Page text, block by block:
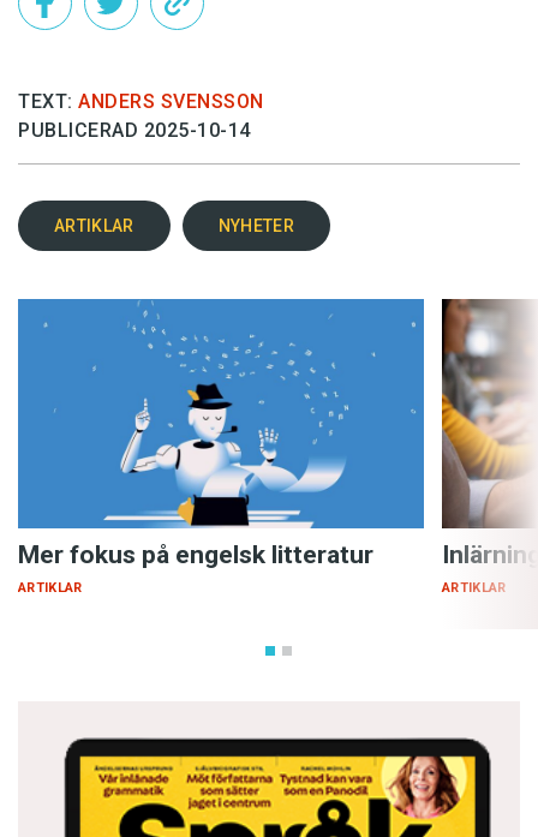
TEXT: ANDERS SVENSSON
PUBLICERAD 2025-10-14
ARTIKLAR NYHETER
Mer fokus på engelsk litteratur
ARTIKLAR ARTIKLAR